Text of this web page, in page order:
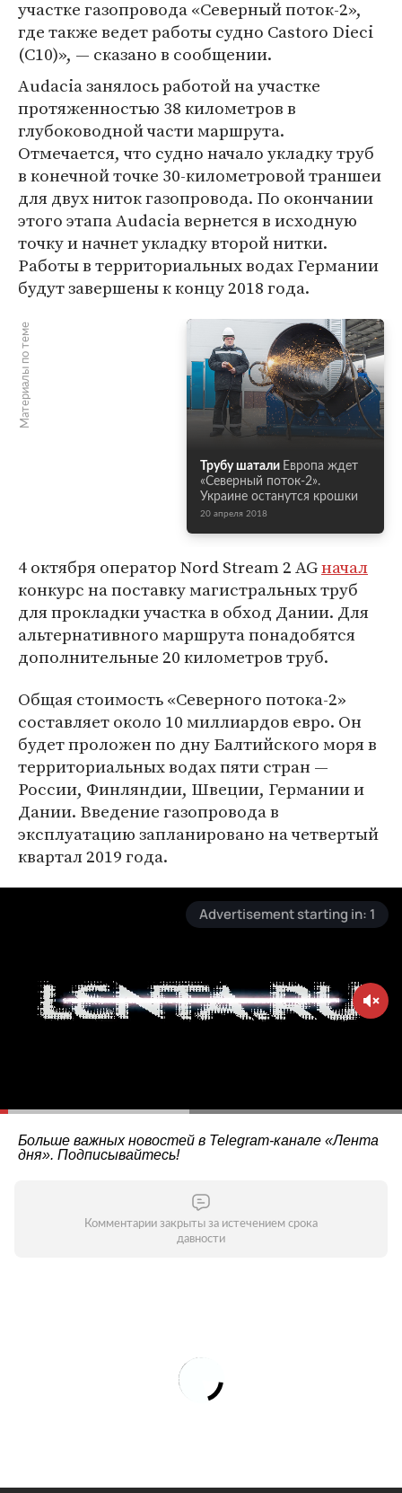
участке газопровода «Северный поток-2»,
где также ведет работы судно Castoro Dieci
(C10)», — сказано в сообщении.
Audacia занялось работой на участке
протяженностью 38 километров в
глубоководной части маршрута.
Отмечается, что судно начало укладку труб
в конечной точке 30-километровой траншеи
для двух ниток газопровода. По окончании
этого этапа Audacia вернется в исходную
точку и начнет укладку второй нитки.
Работы в территориальных водах Германии
будут завершены к концу 2018 года.
Материалы по теме
Трубу шатали Европа ждет
«Северный поток-2».
Украине останутся крошки
20 апреля 2018
4 октября оператор Nord Stream 2 AGначал
конкурс на поставку магистральных труб
для прокладки участка в обход Дании. Для
альтернативного маршрута понадобятся
дополнительные 20 километров труб.
Общая стоимость «Северного потока-2»
составляет около 10 миллиардов евро. Он
будет проложен по дну Балтийского моря в
территориальных водах пяти стран —
России, Финляндии, Швеции, Германии и
Дании. Введение газопровода в
эксплуатацию запланировано на четвертый
квартал 2019 года.
Больше важных новостей в Telegram-канале «Лента
дня». Подписывайтесь!
Комментарии закрыты за истечением срока
давности